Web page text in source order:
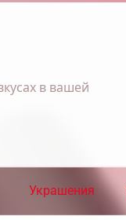
в вашей
Украшения